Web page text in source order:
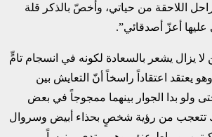
اللاحقة من حياتي، وأخصّ بالذكر قلة
أعزّ أصدقائي”.‏
يزال يشعر بالسعادة لكونه في انسجام تامٍّ
يعتقد ‏اعتقاداً راسخاً أنّ التعايش بين
ولو بدا الجوار بينهما ممجوجاً في بعض
تتعجب من رؤية شخصٍ بحذاء أبيض وسروال